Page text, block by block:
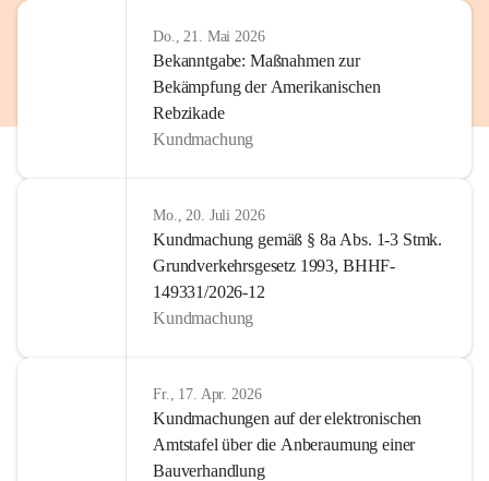
Do., 21. Mai 2026
Bekanntgabe: Maßnahmen zur
Bekämpfung der Amerikanischen
Rebzikade
Kundmachung
Mo., 20. Juli 2026
Kundmachung gemäß § 8a Abs. 1-3 Stmk.
Grundverkehrsgesetz 1993, BHHF-
149331/2026-12
Kundmachung
Fr., 17. Apr. 2026
Kundmachungen auf der elektronischen
Amtstafel über die Anberaumung einer
Bauverhandlung